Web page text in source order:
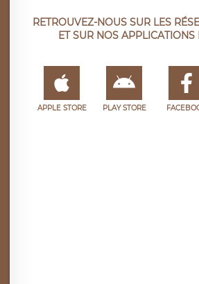
RETROUVEZ-NOUS SUR LES
ET SUR NOS
APPLE STORE PLAY STORE